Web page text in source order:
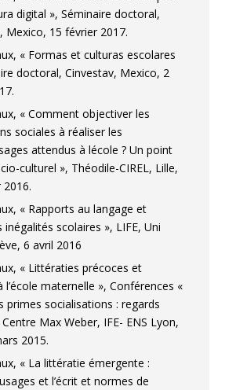
digital », Séminaire doctoral,
Mexico, 15 février 2017.
« Formas et culturas escolares
doctoral, Cinvestav, Mexico, 2
« Comment objectiver les
sociales à réaliser les
attendus à lécole ? Un point
culturel », Théodile-CIREL, Lille,
2016.
« Rapports au langage et
inégalités scolaires », LIFE, Uni
6 avril 2016
« Littératies précoces et
l’école maternelle », Conférences «
primes socialisations : regards
Max Weber, IFE- ENS Lyon,
2015.
« La littératie émergente :
et l’écrit et normes de